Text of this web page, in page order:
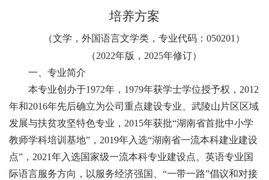
培养方案
（文学，外国语言文学类，专业代码：050201）
（2022年版，2025年修订）
一、专业简介
本专业创办于1972年，1979年获学士学位授予权，2012
年和2016年先后确立为公司重点建设专业、武陵山片区区域
发展与扶贫攻坚特色专业，2015年获批“湖南省首批中小学
教师学科培训基地”，2019年入选“湖南省一流本科建业建设
点”，2021年入选国家级一流本科专业建设点。英语专业国
际语言服务方向，以服务经济强国、“一带一路”倡议和对接